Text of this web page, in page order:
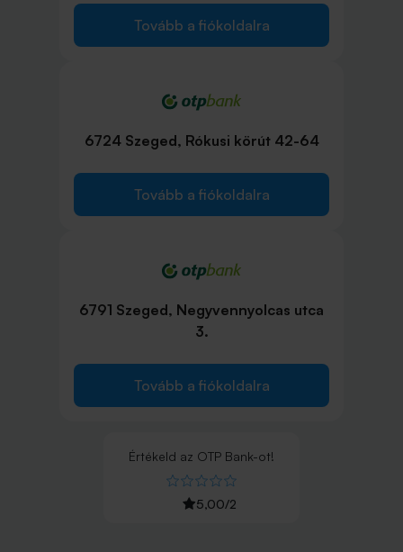
Tovább a fiókoldalra
6724 Szeged, Rókusi körút 42-64
Tovább a fiókoldalra
6791 Szeged, Negyvennyolcas utca
3.
Tovább a fiókoldalra
Értékeld az OTP Bank-ot!
5,00/2